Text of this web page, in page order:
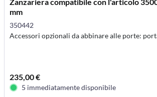
mm
350442
Accessori opzionali da abbinare alle porte:
235,00 €
5 immediatamente disponibile